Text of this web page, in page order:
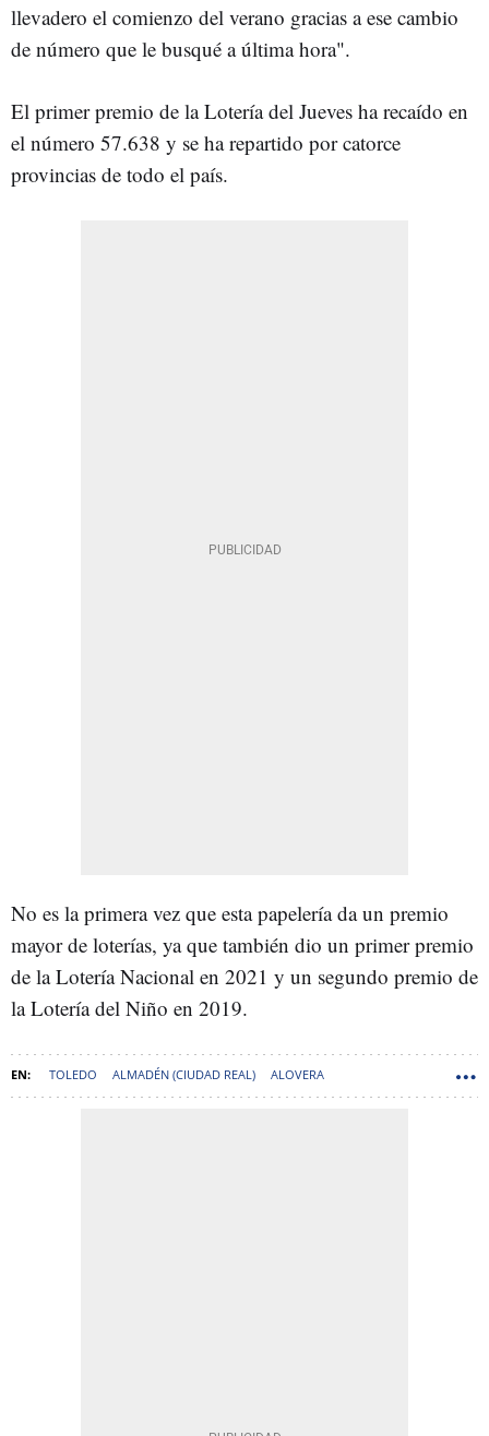
llevadero el comienzo del verano gracias a ese cambio
de número que le busqué a última hora".
El primer premio de la Lotería del Jueves ha recaído en
el número 57.638 y se ha repartido por catorce
provincias de todo el país.
No es la primera vez que esta papelería da un premio
mayor de loterías, ya que también dio un primer premio
de la Lotería Nacional en 2021 y un segundo premio de
la Lotería del Niño en 2019.
TOLEDO ALMADÉN (CIUDAD REAL) ALOVERA